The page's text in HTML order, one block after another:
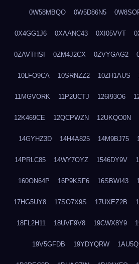
0W58MBQO 0W5D86N5
0X4GG1J6 0XAANC43 0XI05VVT
0ZAVTHSI 0ZM4J2CX 0ZVYGAG2
10LFO9CA 10SRNZZ2 10ZH1AUS
11MGVORK 11P2UCTJ 126I93O6
12K469CE 12QCPWZN 12UKQO0N
14GYHZ3D 14H4A825 14M9BJ75
14PRLC85 14WY7OYZ 1546DY9V
160ON64P 16P9KSF6 16SBWI43
17HG5UY8 17SO7X9S 17UXEZ2B
18FL2H11 18UVF9V8 19CWX8Y9
19V5GFDB 19YDYQRW